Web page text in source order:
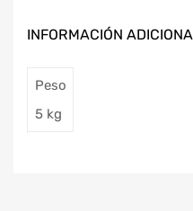
INFORMACIÓN
Peso
5 kg